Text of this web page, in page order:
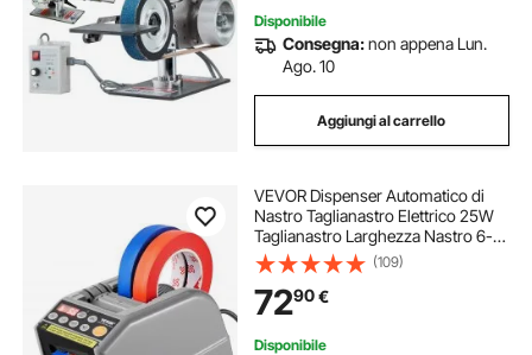
Disponibile
Consegna:non appena Lun.
Ago. 10
Aggiungi al carrello
VEVOR Dispenser Automatico di
Nastro Taglianastro Elettrico 25W
Taglianastro Larghezza Nastro 6-
60mm Lunghezza Nastro 5-
999mm per Industrie, Uffici, Case,
Negozi
(109)
7290€
Disponibile